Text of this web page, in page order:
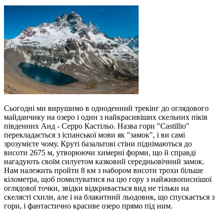
Сьогодні ми вирушимо в одноденний трекінг до оглядового
майданчику на озеро і один з найкрасивіших скельних піків
південних Анд - Серро Кастільо. Назва гори "Castillio"
перекладається з іспанської мови як "замок", і ви самі
зрозумієте чому. Круті базальтові стіни піднімаються до
висоти 2675 м, утворюючи химерні форми, що й справді
нагадують своїм силуетом казковий середньовічний замок.
Нам належить пройти 8 км з набором висоти трохи більше
кілометра, щоб помилуватися на цю гору з найживописнішої
оглядової точки, звідки відкривається вид не тільки на
скелясті схили, але і на блакитний льодовик, що спускається з
гори, і фантастично красиве озеро прямо під ним.